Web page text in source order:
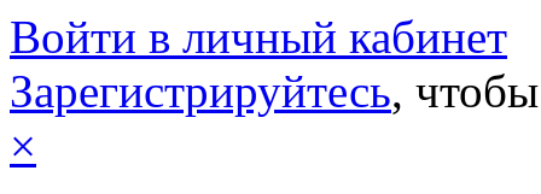
Войти в личный кабинет
Зарегистрируйтесь,
×